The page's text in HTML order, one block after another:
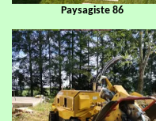
Paysagiste 86